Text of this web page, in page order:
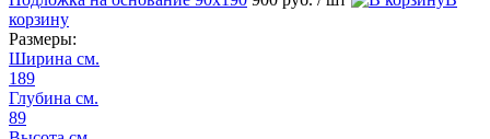
корзину
Размеры:
Ширина см.
189
Глубина см.
89